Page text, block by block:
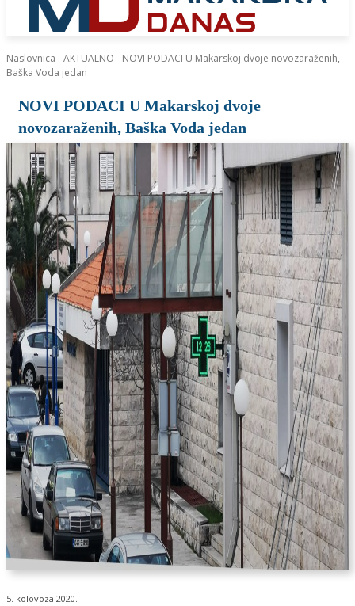
Naslovnica AKTUALNO
NOVI PODACI U Makarskoj dvoje novozaraženih,
Baška Voda jedan
NOVI PODACI U Makarskoj dvoje
novozaraženih, Baška Voda jedan
5. kolovoza 2020.